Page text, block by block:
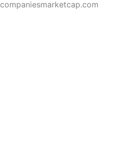
companiesmarketcap.com